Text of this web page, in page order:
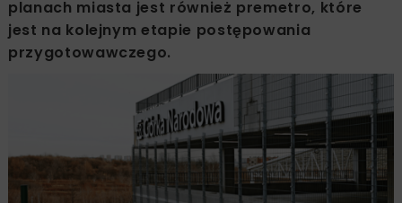
planach miasta jest również premetro, które
jest na kolejnym etapie postępowania
przygotowawczego.